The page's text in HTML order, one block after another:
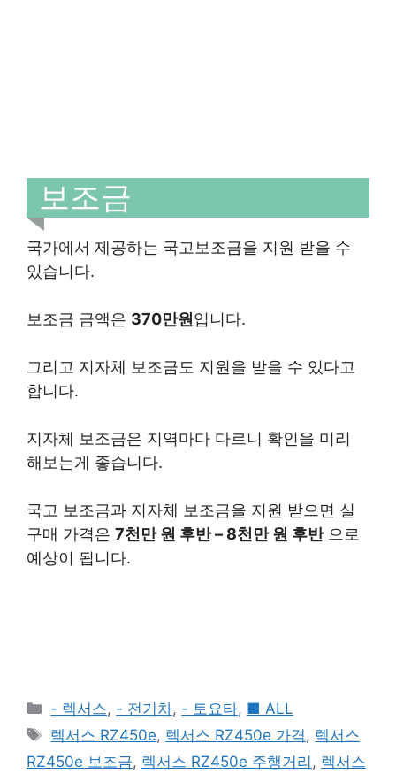
보조금
국가에서 제공하는 국고보조금을 지원 받을 수
있습니다.
보조금 금액은 370만원입니다.
그리고 지자체 보조금도 지원을 받을 수 있다고
합니다.
지자체 보조금은 지역마다 다르니 확인을 미리
해보는게 좋습니다.
국고 보조금과 지자체 보조금을 지원 받으면 실
구매 가격은 7천만 원 후반 – 8천만 원 후반으로
예상이 됩니다.
Categories
- 렉서스, - 전기차, - 토요타, ■ ALL
Tags
렉서스 RZ450e, 렉서스 RZ450e 가격, 렉서스
RZ450e 보조금, 렉서스 RZ450e 주행거리 , 렉서스